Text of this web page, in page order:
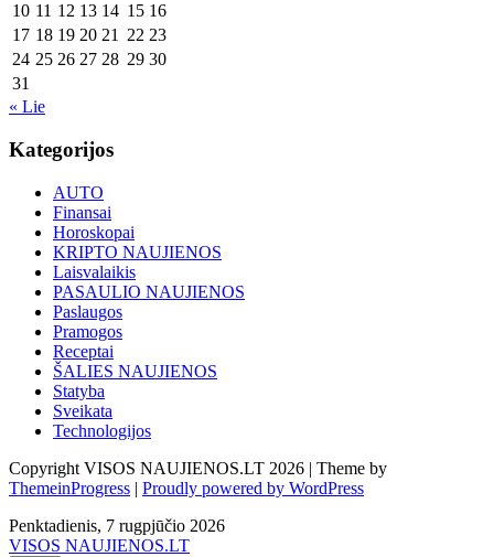
10 11 12 13 14 15 16
17 18 19 20 21 22 23
24 25 26 27 28 29 30
31
« Lie
Kategorijos
AUTO
Finansai
Horoskopai
KRIPTO NAUJIENOS
Laisvalaikis
PASAULIO NAUJIENOS
Paslaugos
Pramogos
Receptai
ŠALIES NAUJIENOS
Statyba
Sveikata
Technologijos
Copyright VISOS NAUJIENOS.LT 2026 | Theme by
ThemeinProgress | Proudly powered by WordPress
Penktadienis, 7 rugpjūčio 2026
VISOS NAUJIENOS.LT